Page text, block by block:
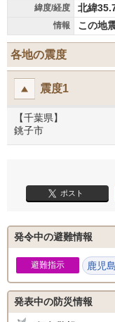
緯度/経度 北緯
情報 この地
各地の震度
震度1
【千葉県】
銚子市
ポスト
発令中の避難情報
避難指示 鹿児
発表中の防災情報